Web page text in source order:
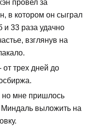
провел за
в котором он сыграл
и 33 раза удачно
взглянув на
от трех дней до
но мне пришлось
Миндаль выложить на